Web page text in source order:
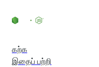
கற்க
இதைப் பற்றி